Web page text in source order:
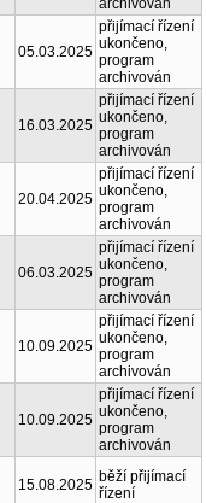
archivován
05.03.2025
přijímací řízení
ukončeno,
program
archivován
16.03.2025
přijímací řízení
ukončeno,
program
archivován
20.04.2025
přijímací řízení
ukončeno,
program
archivován
06.03.2025
přijímací řízení
ukončeno,
program
archivován
10.09.2025
přijímací řízení
ukončeno,
program
archivován
10.09.2025
přijímací řízení
ukončeno,
program
archivován
15.08.2025 běží přijímací
řízení